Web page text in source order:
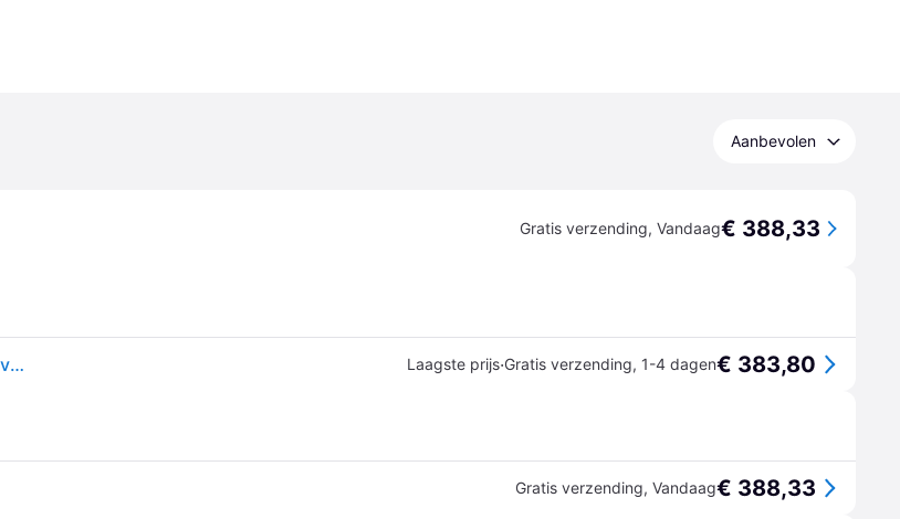
Aanbevolen
Gratis verzending, Vandaag€ 388,33
Continental SportContact 7 ( 315/25 ZR23 (102Y) XL EVc, met velgrandbescherming ) Laagste prijs·Gratis verzending, 1-4 dagen€ 383,80
Gratis verzending, Vandaag€ 388,33